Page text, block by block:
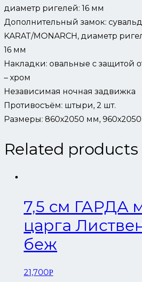
диаметр ригелей: 16 мм
Дополнительный замок:
KARAT/MONARCH, диаметр
16 мм
Накладки: овальные с защитой
– хром
Независимая ночная задвижка
Противосъём: штыри, 2 шт.
Размеры: 860х2050 мм,
Related products
7,5 см ГАРДА
царга
беж
21,700Р